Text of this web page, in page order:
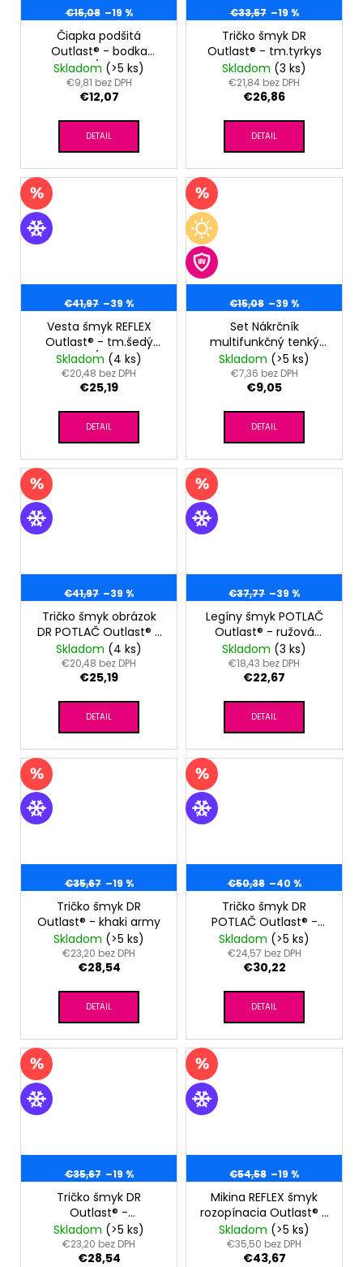
€15,08 –19 %
Čiapka podšitá
Outlast® - bodka
neón/čierna
Skladom (>5 ks)
€9,81 bez DPH
€12,07
DETAIL
€33,57 –19 %
Tričko šmyk DR
Outlast® - tm.tyrkys
Skladom (3 ks)
€21,84 bez DPH
€26,86
DETAIL
€41,97 –39 %
Vesta šmyk REFLEX
Outlast® - tm.šedý
melír/čierna
Skladom (4 ks)
€20,48 bez DPH
€25,19
DETAIL
€15,08 –39 %
Set Nákrčník
multifunkčný tenký
Outlast® - pruh
ružovozelený/čierna
Skladom (>5 ks)
€7,36 bez DPH
€9,05
DETAIL
€41,97 –39 %
Tričko šmyk obrázok
DR POTLAČ Outlast® -
sv.staroružová pivónie
Skladom (4 ks)
€20,48 bez DPH
€25,19
DETAIL
€37,77 –39 %
Legíny šmyk POTLAČ
Outlast® - ružová
pivónie
Skladom (3 ks)
€18,43 bez DPH
€22,67
DETAIL
€35,67 –19 %
Tričko šmyk DR
Outlast® - khaki army
Skladom (>5 ks)
€23,20 bez DPH
€28,54
DETAIL
€50,38 –40 %
Tričko šmyk DR
POTLAČ Outlast® -
ružová pivónie
Skladom (>5 ks)
€24,57 bez DPH
€30,22
DETAIL
€35,67 –19 %
Tričko šmyk DR
Outlast® -
sv.staroružová
Skladom (>5 ks)
€23,20 bez DPH
€28,54
€54,58 –19 %
Mikina REFLEX šmyk
rozopínacia Outlast® -
šedý melír
Skladom (>5 ks)
€35,50 bez DPH
€43,67